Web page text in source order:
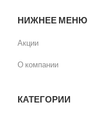
НИЖНЕЕ МЕНЮ
Акции
О компании
КАТЕГОРИИ